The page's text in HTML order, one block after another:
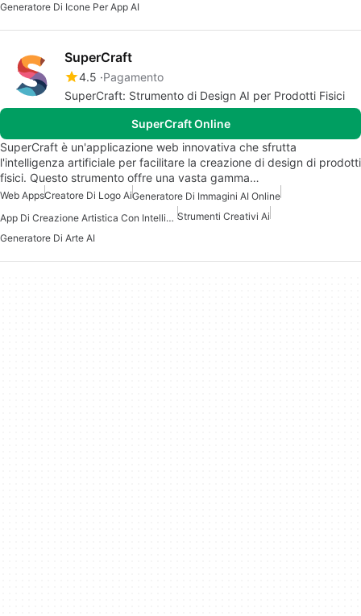
Generatore Di Icone Per App AI
SuperCraft
4.5 Pagamento
SuperCraft: Strumento di Design AI per Prodotti Fisici
SuperCraft Online
SuperCraft è un'applicazione web innovativa che sfrutta
l'intelligenza artificiale per facilitare la creazione di design di prodotti
fisici. Questo strumento offre una vasta gamma…
Web AppsCreatore Di Logo AiGeneratore Di Immagini AI Online
App Di Creazione Artistica Con Intelligenza Artificiale Strumenti Creativi Ai
Generatore Di Arte AI